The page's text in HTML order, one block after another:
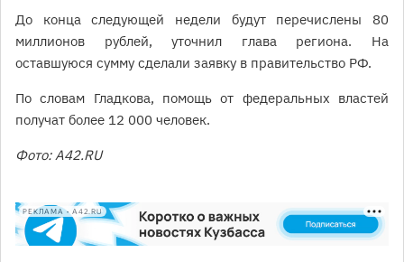
До конца следующей недели будут перечислены 80
миллионов рублей, уточнил глава региона. На
оставшуюся сумму сделали заявку в правительство РФ.
По словам Гладкова, помощь от федеральных властей
получат более 12 000 человек.
Фото: А42.RU
РЕКЛАМА • A42.RU